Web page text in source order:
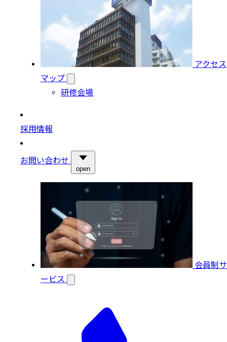
アクセス
マップ
研修会場
採用情報
お問い合わせ
open
会員制サ
ービス